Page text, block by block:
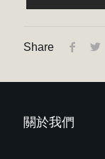
Share
關於我們